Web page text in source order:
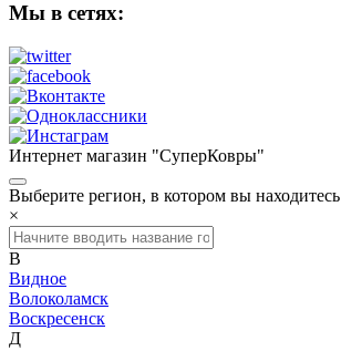
Мы в сетях:
Интернет магазин "СуперКовры"
Выберите регион, в котором вы находитесь
×
В
Видное
Волоколамск
Воскресенск
Д